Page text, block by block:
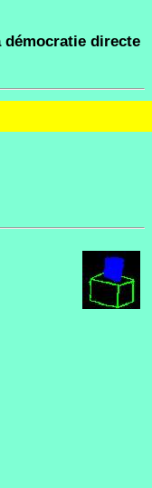
démocratie directe